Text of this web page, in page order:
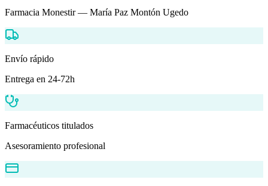
Farmacia Monestir— María Paz Montón Ugedo
Envío rápido
Entrega en 24-72h
Farmacéuticos titulados
Asesoramiento profesional